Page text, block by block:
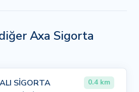
Axa Sigorta
SİGORTA
0.4 km